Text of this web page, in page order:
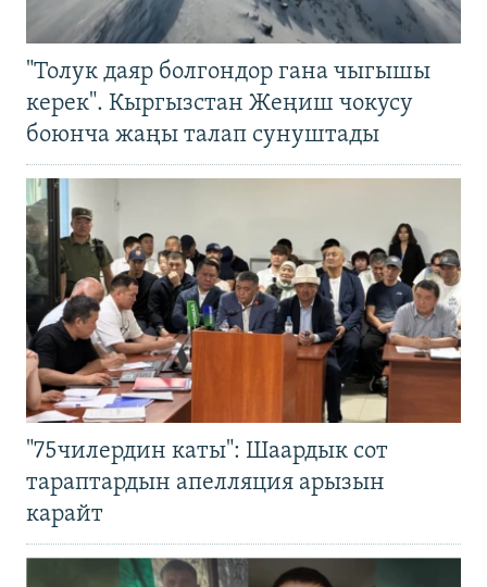
"Толук даяр болгондор гана чыгышы
керек". Кыргызстан Жеңиш чокусу
боюнча жаңы талап сунуштады
"75чилердин каты": Шаардык сот
тараптардын апелляция арызын
карайт